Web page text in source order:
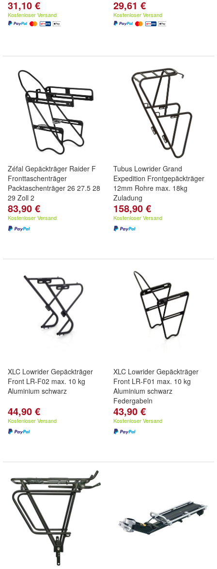
31,10 €
Kostenloser Versand
29,61 €
Kostenloser Versand
Zéfal Gepäckträger Raider F
Fronttaschenträger
Packtaschenträger 26 27.5 28
29 Zoll 2
83,90 €
Kostenloser Versand
Tubus Lowrider Grand
Expedition Frontgepäckträger
12mm Rohre max. 18kg
Zuladung
158,90 €
Kostenloser Versand
XLC Lowrider Gepäckträger
Front LR-F02 max. 10 kg
Aluminium schwarz
44,90 €
Kostenloser Versand
XLC Lowrider Gepäckträger
Front LR-F01 max. 10 kg
Aluminium schwarz
Federgabeln
43,90 €
Kostenloser Versand